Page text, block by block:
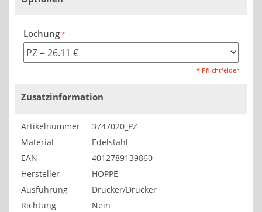
Lochung
* Pflichtfelder
Zusatzinformation
Artikelnummer
3747020_PZ
Material
Edelstahl
EAN
4012789139860
Hersteller
HOPPE
Ausführung
Drücker/Drücker
Richtung
Nein